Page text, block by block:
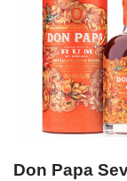
Don Papa